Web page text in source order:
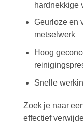
hardnekkige
Geurloze en
metselwerk
Hoog
Snelle
Zoek je naar
effectief